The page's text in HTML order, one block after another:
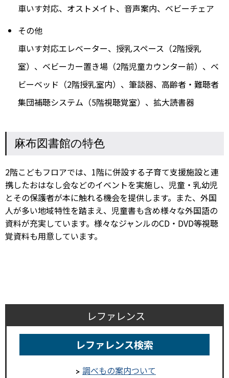
レファレンス
レファレンス検索
調べもの案内ついて
車いす対応、オストメイト、音声案内、ベビーチェア
その他
車いす対応エレベーター、授乳スペース（2階授乳
室）、ベビーカー置き場（2階児童カウンター前）、ベ
ビーベッド（2階授乳室内）、筆談器、高齢者・難聴者
集団補聴システム（5階視聴覚室）、拡大読書器
麻布図書館の特色
2階こどもフロアでは、1階に併設する子育て支援施設と連
携したおはなし会などのイベントを実施し、児童・乳幼児
とその保護者が本に触れる機会を提供します。また、外国
人が多い地域特性を踏まえ、児童書も含め様々な外国語の
資料が充実しています。様々なジャンルのCD・DVD等視聴
覚資料も用意しています。